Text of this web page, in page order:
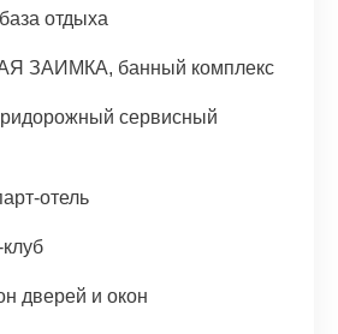
отдыха
ЗАИМКА, банный комплекс
сервисный
отель
дверей и окон